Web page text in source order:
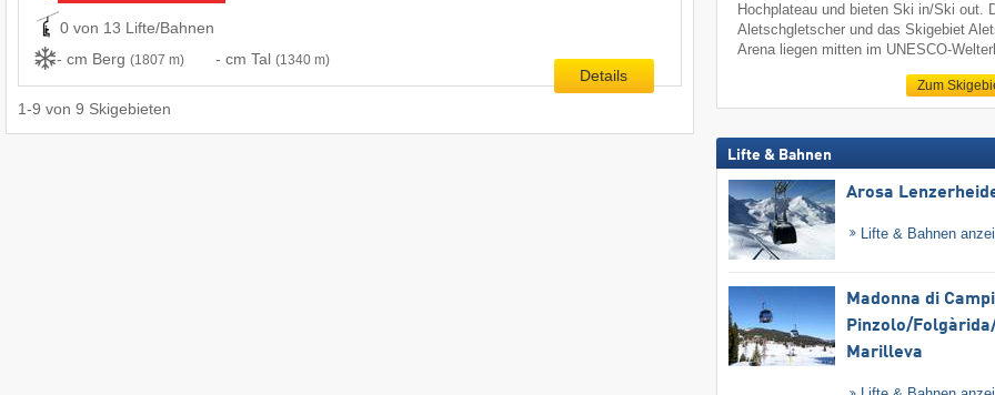
0 von 13 Lifte/Bahnen
- cm Berg (1807 m) - cm Tal (1340 m)
Details
1-9 von 9 Skigebieten
Hochplateau und bieten Ski in/Ski out.
Aletschgletscher und das Skigebiet
Arena liegen mitten im UNESCO-
Zum
Lifte & Bahnen
Arosa
Lifte & Bahnen
Madonna di
Pinzolo/​
Marilleva